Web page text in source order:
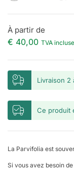
À partir de
€ 40,00 TVA incluse
Livraison 2
Ce produit
La Parvifolia est
Si vous avez besoin